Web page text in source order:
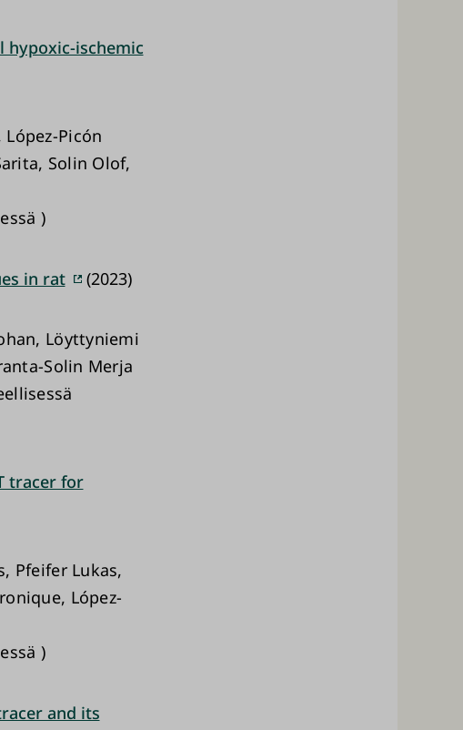
hypoxic-ischemic
Picón
Solin Olof,
)
in rat
(2023)
Löyttyniemi
Solin Merja
tracer for
Pfeifer Lukas,
López-
)
and its